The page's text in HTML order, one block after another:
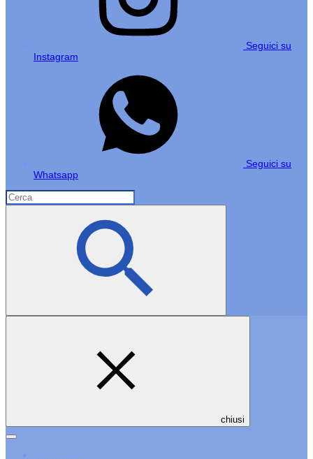
Seguici su
Instagram
Seguici su
Whatsapp
chiusi